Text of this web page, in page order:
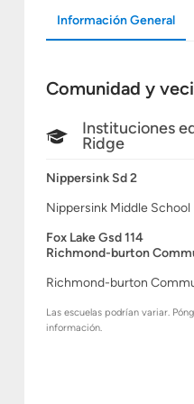
Información General
Comunidad y
Instituciones
Ridge
Nippersink Sd 2
Nippersink Middle School
Fox Lake Gsd 114
Richmond-burton
Richmond-burton
Las escuelas podrían variar.
información.